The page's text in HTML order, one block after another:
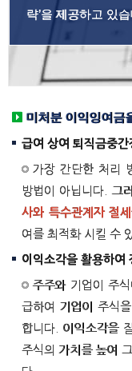
략’을 제공하고 있
미처분 이익잉여금
급여 상여 퇴직금중
가장 간단한 처리
방법이 아닙니다. 그
사와 특수관계자 절
여를 최적화 시킬 수
이익소각을 활용하여
주주와 기업이 주식
급하여 기업이 주식
합니다. 이익소각을
주식의 가치를 높여